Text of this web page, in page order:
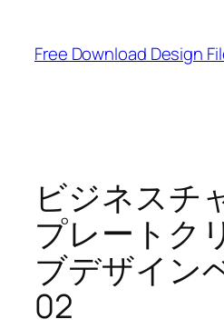
content
Free Download Design
ビジネスチ
プレートク
ブデザイン
02